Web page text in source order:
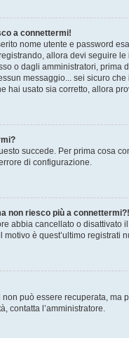
a connettermi!
nome utente e password
allora devi seguire
o dagli amministratori,
messaggio... sei sicuro
hai usato sia corretto, allora
succede. Per prima cosa
di configurazione.
non riesco più a connettermi?!
abbia cancellato o
motivo è quest’ultimo
può essere recuperata,
contatta l’amministratore.